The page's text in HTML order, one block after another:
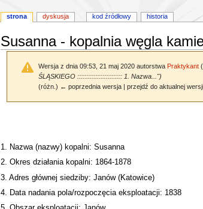
Susanna - kopalnia węgla
Wersja z dnia 09:53, 21 maj 2020 autorstwa Praktykant (
ŚLĄSKIEGO ::::::::::::::::::::::::: 1. Nazwa...")
(różn.) ← poprzednia wersja | przejdź do aktualnej
1. Nazwa (nazwy) kopalni: Susanna
2. Okres działania kopalni: 1864-1878
3. Adres głównej siedziby: Janów (Katowice)
4. Data nadania pola/rozpoczęcia eksploatacji: 1838
strona dyskusja kod źródłowy historia